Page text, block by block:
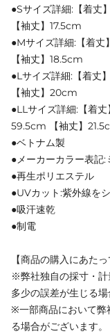
●Sサイズ詳細:【着
【袖丈】17.5cm
●Mサイズ詳細:【着
【袖丈】18.5cm
●Lサイズ詳細:【着
【袖丈】20cm
●LLサイズ詳細:【着
59.5cm 【袖丈】
●ベトナム製
●メーカーカラー表記
●再生ポリエステル
●UVカット:紫外線を
●吸汗速乾
●制電
【商品の購入にあた
※弊社独自の採寸・計
多少の誤差が生じる場
※一部商品において弊
る場合がございます。